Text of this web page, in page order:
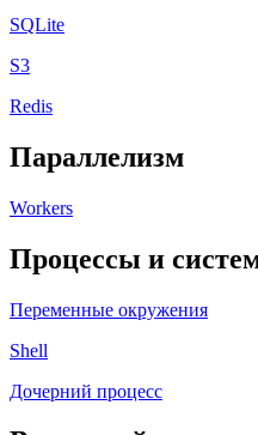
SQLite
S3
Redis
Параллелизм
Workers
Процессы и
Переменные окружения
Shell
Дочерний процесс